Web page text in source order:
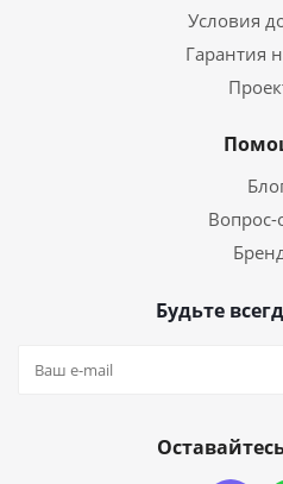
Условия
Гарантия
Вопрос-
Будьте